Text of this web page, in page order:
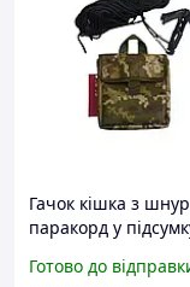
Гачок кішка з
паракорд у
(213695)
Готово до